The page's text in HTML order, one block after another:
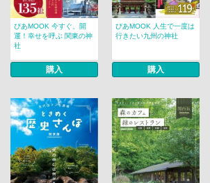
ぴあMOOK 今すぐ、開
運！幸せを呼ぶ 関東の神
社
購入
ぴあMOOK 人生で一度は
行きたい九州の神社
購入